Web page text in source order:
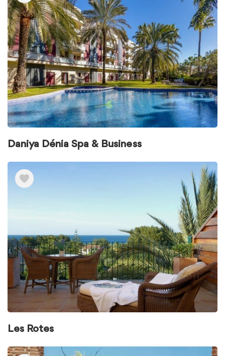
de
Pausa
wellness:
equilibra
cuerpo
y
mente
Daniya Dénia Spa & Business
Les Rotes